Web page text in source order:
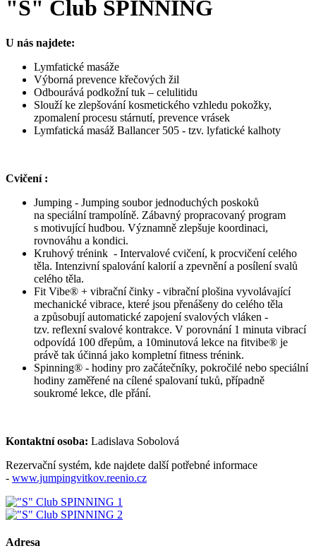
"S" Club SPINNING
U nás najdete:
Lymfatické masáže
Výborná prevence křečových žil
Odbourává podkožní tuk – celulitidu
Slouží ke zlepšování kosmetického vzhledu pokožky,
zpomalení procesu stárnutí, prevence vrásek
Lymfatická masáž Ballancer 505 - tzv. lyfatické kalhoty
Cvičení :
Jumping - Jumping soubor jednoduchých poskoků
na speciální trampolíně. Zábavný propracovaný program
s motivující hudbou. Významně zlepšuje koordinaci,
rovnováhu a kondici.
Kruhový trénink - Intervalové cvičení, k procvičení celého
těla. Intenzivní spalování kalorií a zpevnění a posílení svalů
celého těla.
Fit Vibe® + vibrační činky - vibrační plošina vyvolávající
mechanické vibrace, které jsou přenášeny do celého těla
a způsobují automatické zapojení svalových vláken -
tzv. reflexní svalové kontrakce. V porovnání 1 minuta vibrací
odpovídá 100 dřepům, a 10minutová lekce na fitvibe® je
právě tak účinná jako kompletní fitness trénink.
Spinning® - hodiny pro začátečníky, pokročilé nebo speciální
hodiny zaměřené na cílené spalovaní tuků, případně
soukromé lekce, dle přání.
Kontaktní osoba: Ladislava Sobolová
Rezervační systém, kde najdete další potřebné informace
- www.jumpingvitkov.reenio.cz
Adresa